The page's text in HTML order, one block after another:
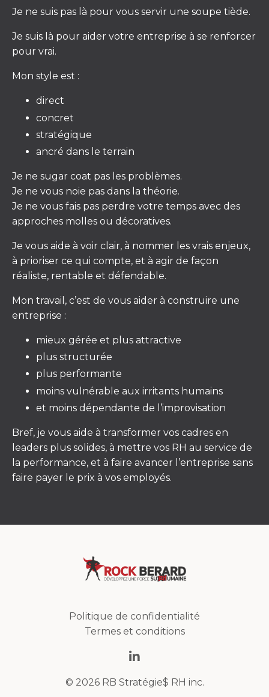
Je ne suis pas là pour vous servir une soupe tiède.
Je suis là pour aider votre entreprise à se renforcer
pour vrai.
Mon style est :
direct
concret
stratégique
ancré dans le terrain
Je ne sugar coat pas les problèmes.
Je ne vous noie pas dans la théorie.
Je ne vous fais pas perdre votre temps avec des
approches molles ou décoratives.
Je vous aide à voir clair, à nommer les vrais enjeux,
à prioriser ce qui compte, et à agir de façon
réaliste, rentable et défendable.
Mon travail, c’est de vous aider à construire une
entreprise :
mieux gérée et plus attractive
plus structurée
plus performante
moins vulnérable aux irritants humains
et moins dépendante de l’improvisation
Bref, je vous aide à transformer vos cadres en
leaders plus solides, à mettre vos RH au service de
la performance, et à faire avancer l’entreprise sans
faire payer le prix à vos employés.
Politique de confidentialité
Termes et conditions
© 2026 RB Stratégie$ RH inc.